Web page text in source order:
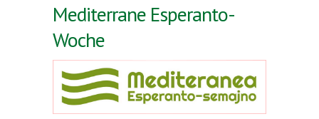
Mediterrane Esperanto-
Woche